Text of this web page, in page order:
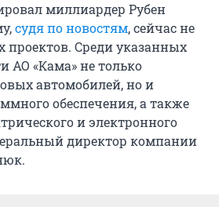
миллиардер Рубен
судя по новостям, сейчас не
Среди указанных
АО «Кама» не только
автомобилей, но и
обеспечения, а также
и электронного
директор компании